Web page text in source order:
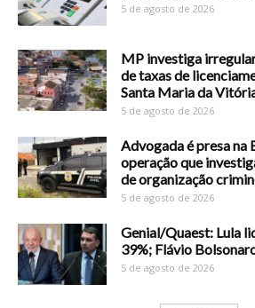
5 de agosto de 2026
MP investiga
de taxas de
Santa Maria da
5 de agosto de 2026
Advogada é presa na
operação que
de organização
5 de agosto de 2026
Genial/Quaest: Lula
39%; Flávio
5 de agosto de 2026